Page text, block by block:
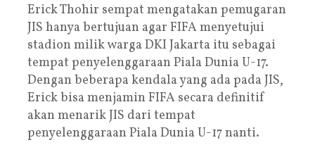
Erick Thohir sempat mengatakan pemugaran
JIS hanya bertujuan agar FIFA menyetujui
stadion milik warga DKI Jakarta itu sebagai
tempat penyelenggaraan Piala Dunia U-17.
Dengan beberapa kendala yang ada pada JIS,
Erick bisa menjamin FIFA secara definitif
akan menarik JIS dari tempat
penyelenggaraan Piala Dunia U-17 nanti.